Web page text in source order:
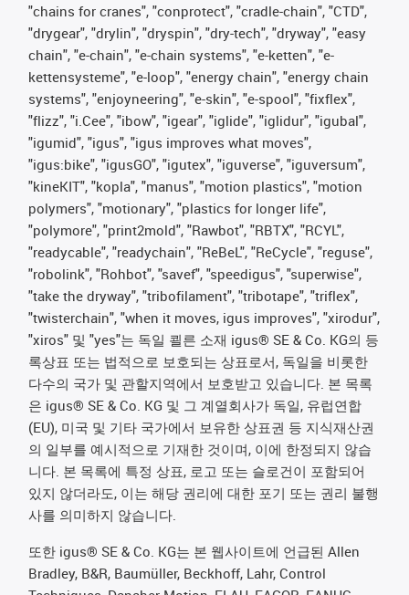
"chains for cranes", "conprotect", "cradle-chain", "CTD",
"drygear", "drylin", "dryspin", "dry-tech", "dryway", "easy
chain", "e-chain", "e-chain systems", "e-ketten", "e-
kettensysteme", "e-loop", "energy chain", "energy chain
systems", "enjoyneering", "e-skin", "e-spool", "fixflex",
"flizz", "i.Cee", "ibow", "igear", "iglide", "iglidur", "igubal",
"igumid", "igus", "igus improves what moves",
"igus:bike", "igusGO", "igutex", "iguverse", "iguversum",
"kineKIT", "kopla", "manus", "motion plastics", "motion
polymers", "motionary", "plastics for longer life",
"polymore", "print2mold", "Rawbot", "RBTX", "RCYL",
"readycable", "readychain", "ReBeL", "ReCycle", "reguse",
"robolink", "Rohbot", "savef", "speedigus", "superwise",
"take the dryway", "tribofilament", "tribotape", "triflex",
"twisterchain", "when it moves, igus improves", "xirodur",
"xiros" 및 "yes"는 독일 쾰른 소재 igus® SE & Co. KG의 등
록상표 또는 법적으로 보호되는 상표로서, 독일을 비롯한
다수의 국가 및 관할지역에서 보호받고 있습니다. 본 목록
은 igus® SE & Co. KG 및 그 계열회사가 독일, 유럽연합
(EU), 미국 및 기타 국가에서 보유한 상표권 등 지식재산권
의 일부를 예시적으로 기재한 것이며, 이에 한정되지 않습
니다. 본 목록에 특정 상표, 로고 또는 슬로건이 포함되어
있지 않더라도, 이는 해당 권리에 대한 포기 또는 권리 불행
사를 의미하지 않습니다.
또한 igus® SE & Co. KG는 본 웹사이트에 언급된 Allen
Bradley, B&R, Baumüller, Beckhoff, Lahr, Control